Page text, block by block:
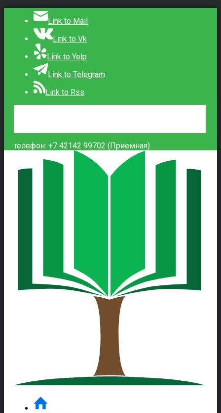
Link to Mail
Link to Vk
Link to Yelp
Link to Telegram
Link to Rss
телефон: +7 42142 99702 (Приемная)